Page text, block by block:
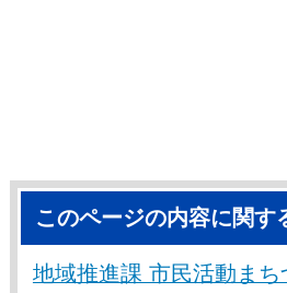
このページの内容に関す
地域推進課 市民活動ま